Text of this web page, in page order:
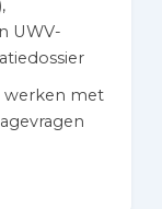
UWV-
werken met